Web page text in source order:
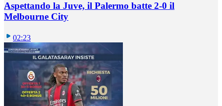
Aspettando la Juve, il Palermo batte 2-0 il
Melbourne City
02:23